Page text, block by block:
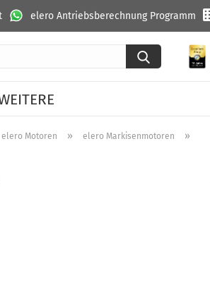
elero Antriebsberechnung Programm
Suche...
elero Motoren » elero Markisenmotoren »